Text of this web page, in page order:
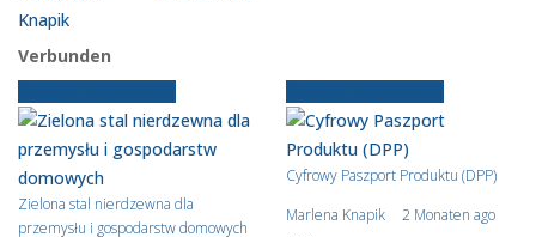
Verbunden
Zielona stal nierdzewna dla
przemysłu i gospodarstw domowych
Cyfrowy Paszport Produktu (DPP)
Marlena Knapik
2 Monaten ago